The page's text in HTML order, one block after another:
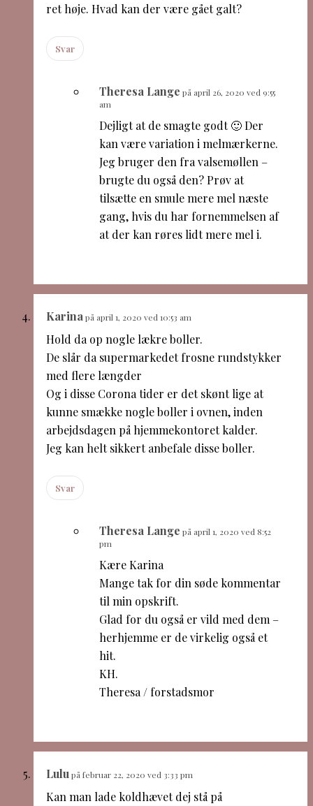
ret høje. Hvad kan der være gået galt?
Svar
Theresa Lange på april 26, 2020 ved 9:55
am
Dejligt at de smagte godt 🙂 Der
kan være variation i melmærkerne.
Jeg bruger den fra valsemøllen –
brugte du også den? Prøv at
tilsætte en smule mere mel næste
gang, hvis du har fornemmelsen af
at der kan røres lidt mere mel i.
Karina på april 1, 2020 ved 10:53 am
Hold da op nogle lækre boller.
De slår da supermarkedet frosne rundstykker
med flere længder
Og i disse Corona tider er det skønt lige at
kunne smække nogle boller i ovnen, inden
arbejdsdagen på hjemmekontoret kalder.
Jeg kan helt sikkert anbefale disse boller.
Svar
Theresa Lange på april 1, 2020 ved 8:52
pm
Kære Karina
Mange tak for din søde kommentar
til min opskrift.
Glad for du også er vild med dem –
herhjemme er de virkelig også et
hit.
KH.
Theresa / forstadsmor
Lulu på februar 22, 2020 ved 3:33 pm
Kan man lade koldhævet dej stå på